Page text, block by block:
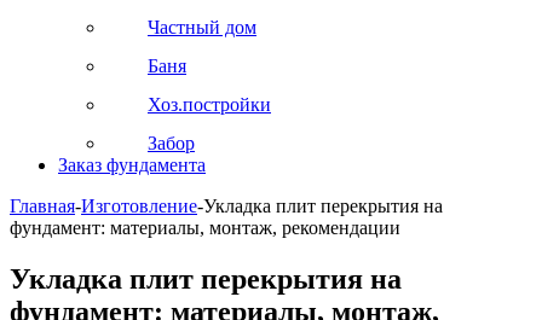
Частный дом
Баня
Хоз.постройки
Забор
Заказ фундамента
Главная-Изготовление-Укладка плит перекрытия на
фундамент: материалы, монтаж, рекомендации
Укладка плит перекрытия на
фундамент: материалы, монтаж,